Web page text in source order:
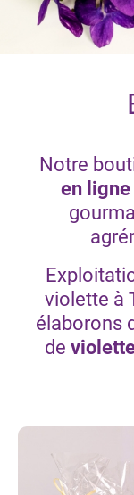
Notre
en ligne
violette à
élaborons
de